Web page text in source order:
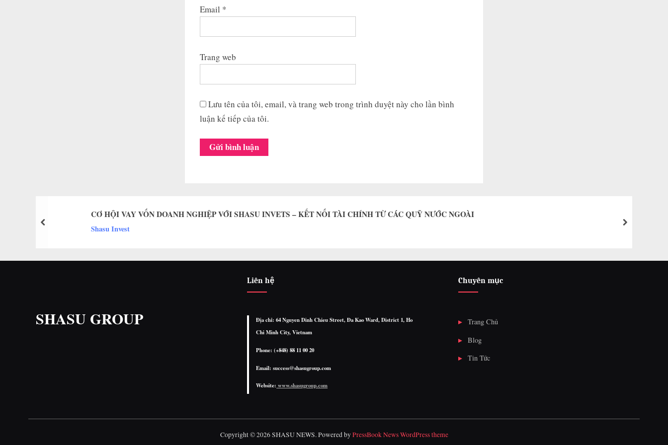
Email *
Trang web
Lưu tên của tôi, email, và trang web trong trình duyệt này cho lần bình
luận kế tiếp của tôi.
CƠ HỘI VAY VỐN DOANH NGHIỆP VỚI SHASU INVETS – KẾT NỐI TÀI CHÍNH TỪ CÁC QUỸ NƯỚC NGOÀI
Shasu Invest
prev next
SHASU GROUP
Liên hệ
Địa chỉ: 64 Nguyen Dinh Chieu Street, Đa Kao Ward, District 1, Ho
Chi Minh City, Vietnam
Phone: (+848) 88 11 00 20
Email: success@shasugroup.com
Website: www.shasugroup.com
Chuyên mục
Trang Chủ
Blog
Tin Tức
Copyright © 2026 SHASU NEWS.Powered byPressBook News WordPress theme